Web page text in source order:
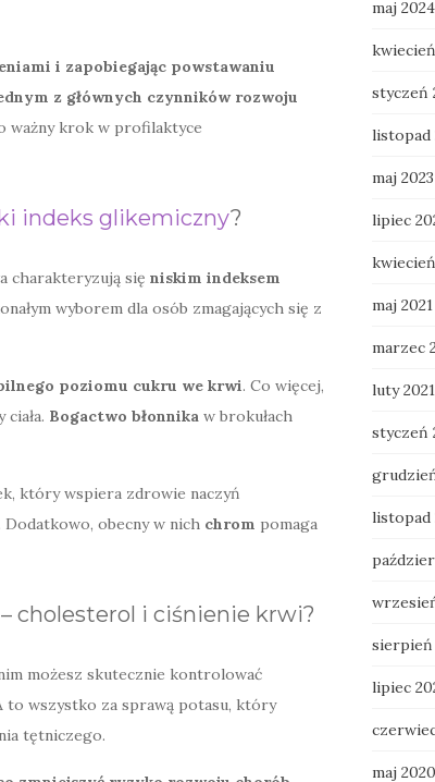
i zapobiegając powstawaniu
z głównych czynników rozwoju
ważny krok w profilaktyce
indeks glikemiczny?
charakteryzują się niskim indeksem
wyborem dla osób zmagających się z
poziomu cukru we krwi. Co więcej,
Bogactwo błonnika w brokułach
który wspiera zdrowie naczyń
obecny w nich chrom pomaga
cholesterol i ciśnienie krwi?
możesz skutecznie kontrolować
to wszystko za sprawą potasu, który
tętniczego.
maj 2024
styczeń
listopad
maj 2023
lipiec
maj 2021
marzec
luty 2021
styczeń
listopad
sierpień
lipiec
maj 2020